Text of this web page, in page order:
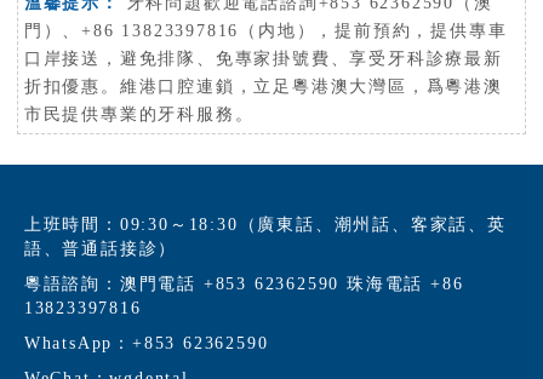
門）、+86 13823397816（内地），提前預約，提供專車
口岸接送，避免排隊、免專家掛號費、享受牙科診療最新
折扣優惠。維港口腔連鎖，立足粵港澳大灣區，爲粵港澳
市民提供專業的牙科服務。
上班時間：09:30～18:30（廣東話、潮州話、客家話、英
語、普通話接診）
粵語諮詢：澳門電話 +853 62362590 珠海電話 +86
13823397816
WhatsApp：+853 62362590